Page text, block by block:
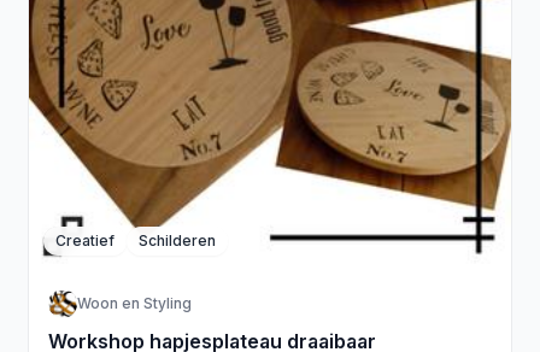
Creatief Schilderen
Woon en Styling
Workshop hapjesplateau draaibaar